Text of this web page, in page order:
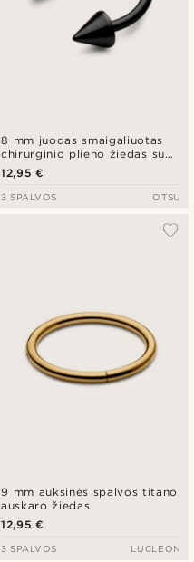
8 mm juodas smaigaliuotas
chirurginio plieno žiedas su
segtuku
12,95 €
3 SPALVOS OTSU
9 mm auksinės spalvos titano
auskaro žiedas
12,95 €
3 SPALVOS LUCLEON